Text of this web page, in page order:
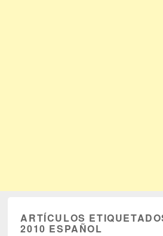
ARTÍCULOS
2010 ESPAÑOL